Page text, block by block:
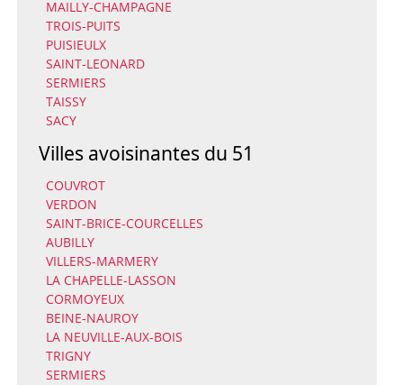
MAILLY-CHAMPAGNE
TROIS-PUITS
PUISIEULX
SAINT-LEONARD
SERMIERS
TAISSY
SACY
Villes avoisinantes du 51
COUVROT
VERDON
SAINT-BRICE-COURCELLES
AUBILLY
VILLERS-MARMERY
LA CHAPELLE-LASSON
CORMOYEUX
BEINE-NAUROY
LA NEUVILLE-AUX-BOIS
TRIGNY
SERMIERS